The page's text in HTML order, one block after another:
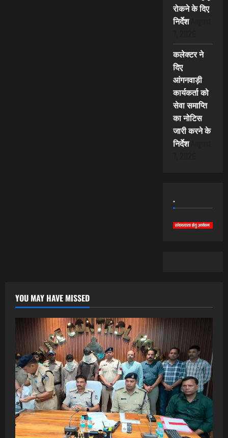
रोकने के दिए
निर्देश
कलेक्टर ने
दिए
आंगनवाड़ी
कार्यकर्ता को
सेवा समाप्ति
का नोटिस
जारी करने के
निर्देश
.
YOU MAY HAVE MISSED